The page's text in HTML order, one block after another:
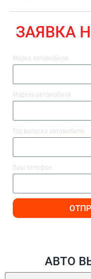
ЗАЯВКА
Марка автомобиля
Модель автомобиля
Год выпуска автомобиля
Ваш телефон
АВТО